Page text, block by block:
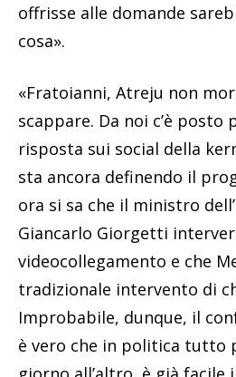
offrisse alle domande
cosa».
«Fratoianni, Atreju non
scappare. Da noi c’è posto
risposta sui social della
sta ancora definendo il
ora si sa che il ministro
Giancarlo Giorgetti
videocollegamento e che
tradizionale intervento di
Improbabile, dunque, il
è vero che in politica tutto